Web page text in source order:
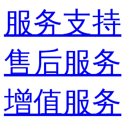
服务支持
售后服务
增值服务